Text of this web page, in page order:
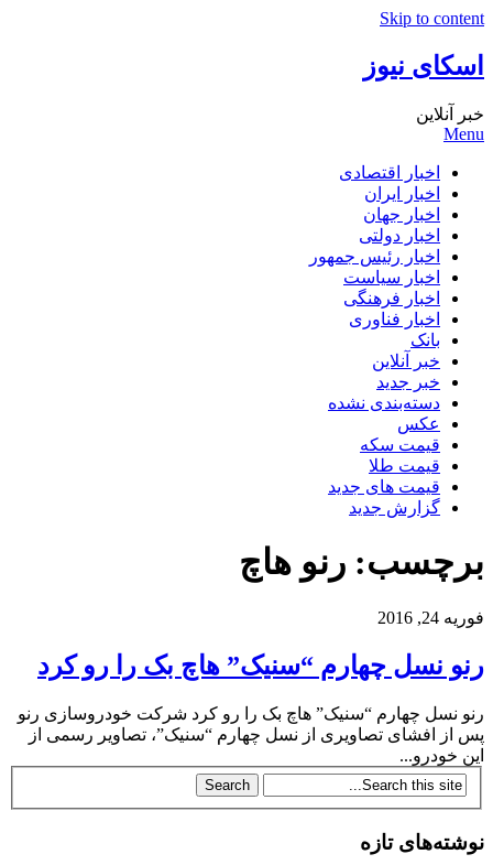
Skip to content
اسکای نیوز
خبر آنلاین
Menu
اخبار اقتصادی
اخبار ایران
اخبار جهان
اخبار دولتی
اخبار رئیس جمهور
اخبار سیاست
اخبار فرهنگی
اخبار فناوری
بانک
خبر آنلاین
خبر جدید
دسته‌بندی نشده
عکس
قیمت سکه
قیمت طلا
قیمت های جدید
گزارش جدید
برچسب: رنو هاچ
فوریه 24, 2016
رنو نسل چهارم “سنیک” هاچ بک را رو کرد
رنو نسل چهارم “سنیک” هاچ بک را رو کرد شرکت خودروسازی رنو
پس از افشای تصاویری از نسل چهارم “سنیک”، تصاویر رسمی از
این خودرو...
نوشته‌های تازه